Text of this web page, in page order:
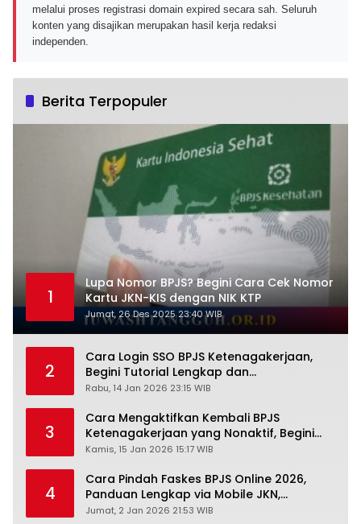
melalui proses registrasi domain expired secara sah. Seluruh
konten yang disajikan merupakan hasil kerja redaksi
independen.
Berita Terpopuler
1
Lupa Nomor BPJS? Begini Cara Cek Nomor
Kartu JKN-KIS dengan NIK KTP
Jumat, 26 Des 2025 23:40 WIB
2
Cara Login SSO BPJS Ketenagakerjaan,
Begini Tutorial Lengkap dan
Pengertiannya
Rabu, 14 Jan 2026 23:15 WIB
3
Cara Mengaktifkan Kembali BPJS
Ketenagakerjaan yang Nonaktif, Begini
Panduan Lengkapnya
Kamis, 15 Jan 2026 15:17 WIB
4
Cara Pindah Faskes BPJS Online 2026,
Panduan Lengkap via Mobile JKN,
PANDAWA & Offiline Kantor Cabang
Jumat, 2 Jan 2026 21:53 WIB